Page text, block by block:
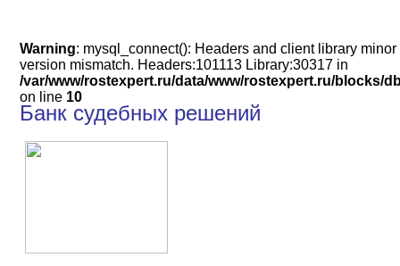
Warning: mysql_connect(): Headers and client library minor
version mismatch. Headers:101113 Library:30317 in
/var/www/rostexpert.ru/data/www/rostexpert.ru/blocks/
on line 10
Банк судебных решений